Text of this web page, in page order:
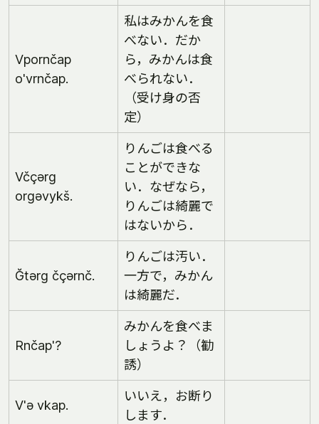
Vpornčap
o'vrnčap.
私はみかんを食
べない．だか
ら，みかんは食
べられない．
（受け身の否
定）
Včçərg
orgəvykš.
りんごは食べる
ことができな
い．なぜなら，
りんごは綺麗で
はないから．
Ğtərg čçərnč.
りんごは汚い．
一方で，みかん
は綺麗だ．
Rnčap'?
みかんを食べま
しょうよ？（勧
誘）
V'ə vkap.
いいえ，お断り
します．